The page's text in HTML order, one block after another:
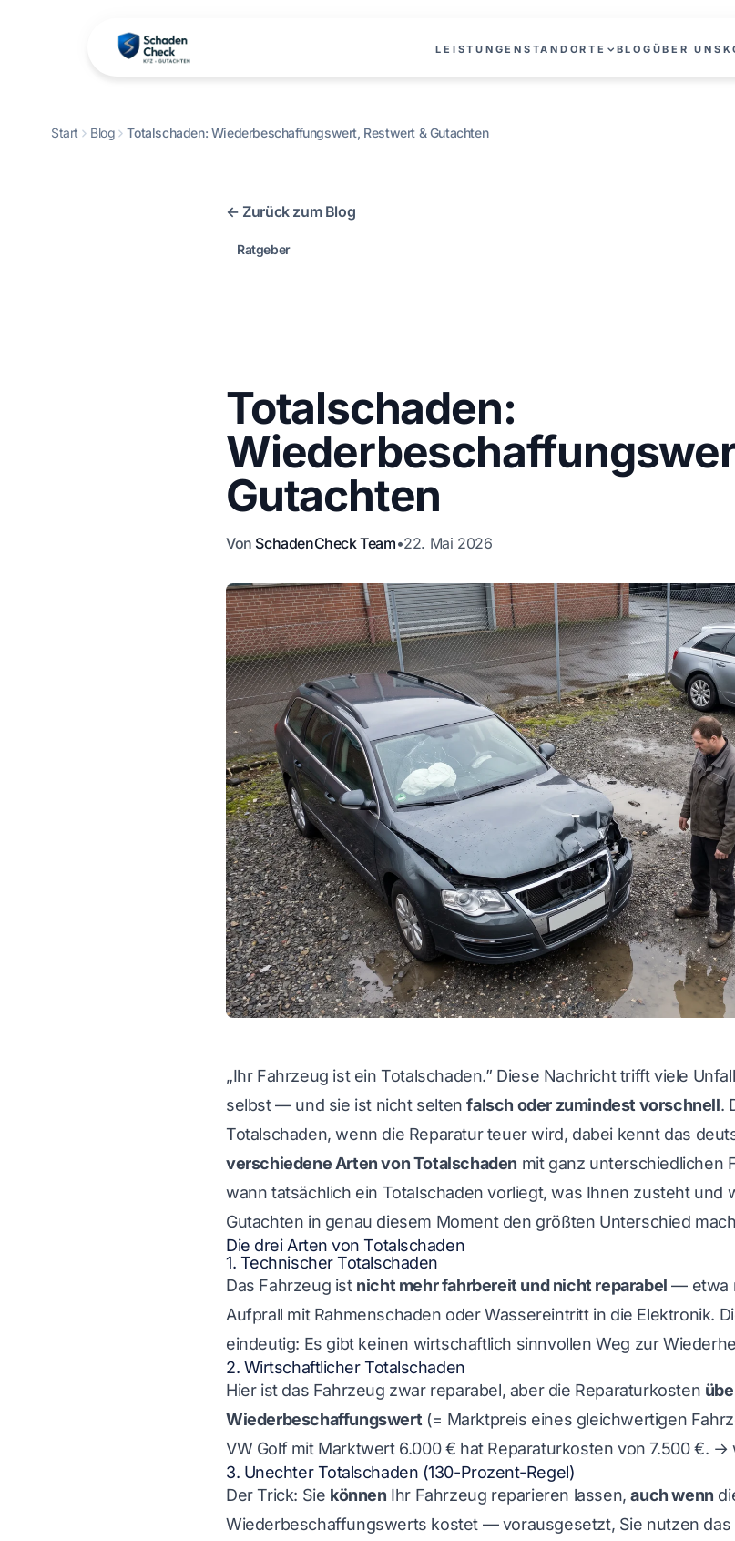
LEISTUNGEN STANDORTE BLOG ÜBER UNS
Start Blog Totalschaden: Wiederbeschaffungswert, Restwert & Gutachten
← Zurück zum Blog
Ratgeber
Totalschaden:
Gutachten
Von SchadenCheck Team•22. Mai 2026
„Ihr Fahrzeug ist ein Totalschaden.” Diese Nachricht trifft viele
selbst — und sie ist nicht seltenfalsch oder zumindest vorschnell.
Totalschaden, wenn die Reparatur teuer wird, dabei kennt das
verschiedene Arten von Totalschaden mit ganz unterschiedlichen
wann tatsächlich ein Totalschaden vorliegt, was Ihnen zusteht und
Gutachten in genau diesem Moment den größten Unterschied
Die drei Arten von Totalschaden
1. Technischer Totalschaden
Das Fahrzeug ist nicht mehr fahrbereit und nicht reparabel — etwa
Aufprall mit Rahmenschaden oder Wassereintritt in die Elektronik.
eindeutig: Es gibt keinen wirtschaftlich sinnvollen Weg zur
2. Wirtschaftlicher Totalschaden
Hier ist das Fahrzeug zwar reparabel, aber die Reparaturkosten
Wiederbeschaffungswert (= Marktpreis eines gleichwertigen
VW Golf mit Marktwert 6.000 € hat Reparaturkosten von 7.500 €.
3. Unechter Totalschaden (130-Prozent-Regel)
Der Trick: Sie können Ihr Fahrzeug reparieren lassen,auch wenn
Wiederbeschaffungswerts kostet — vorausgesetzt, Sie nutzen